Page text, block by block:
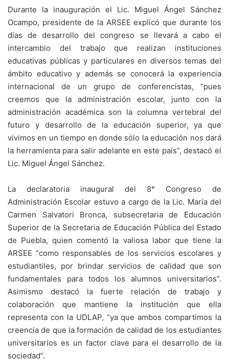
Durante la inauguración el Lic. Miguel Ángel Sánchez
Ocampo, presidente de la ARSEE explicó que durante los
días de desarrollo del congreso se llevará a cabo el
intercambio del trabajo que realizan instituciones
educativas públicas y particulares en diversos temas del
ámbito educativo y además se conocerá la experiencia
internacional de un grupo de conferencistas, “pues
creemos que la administración escolar, junto con la
administración académica son la columna vertebral del
futuro y desarrollo de la educación superior, ya que
vivimos en un tiempo en donde sólo la educación nos dará
la herramienta para salir adelante en este país”, destacó el
Lic. Miguel Ángel Sánchez.
La declaratoria inaugural del 8° Congreso de
Administración Escolar estuvo a cargo de la Lic. María del
Carmen Salvatori Bronca, subsecretaria de Educación
Superior de la Secretaria de Educación Pública del Estado
de Puebla, quien comentó la valiosa labor que tiene la
ARSEE “como responsables de los servicios escolares y
estudiantiles, por brindar servicios de calidad que son
fundamentales para todos los alumnos universitarios”.
Asimismo destacó la fuerte relación de trabajo y
colaboración que mantiene la institución que ella
representa con la UDLAP, “ya que ambos compartimos la
creencia de que la formación de calidad de los estudiantes
universitarios es un factor clave para el desarrollo de la
sociedad”.